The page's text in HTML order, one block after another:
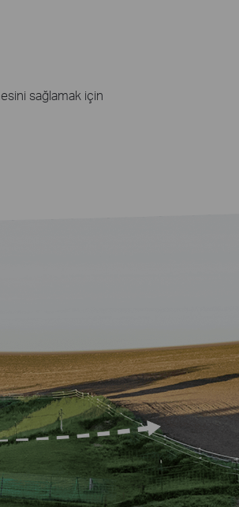
sağlamak için